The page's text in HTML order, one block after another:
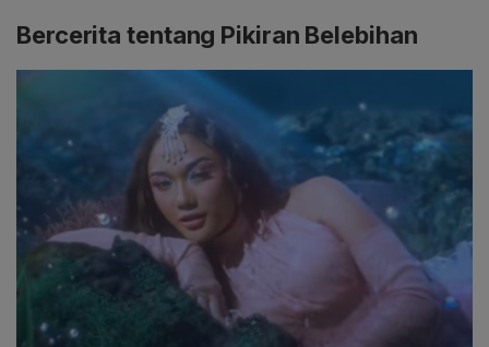
Bercerita tentang Pikiran Belebihan